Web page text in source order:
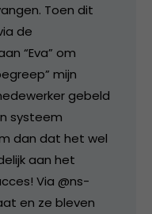
Toen dit
de
“Eva” om
mijn
gebeld
systeem
dan dat het wel
aan het
Via @ns-
en ze bleven